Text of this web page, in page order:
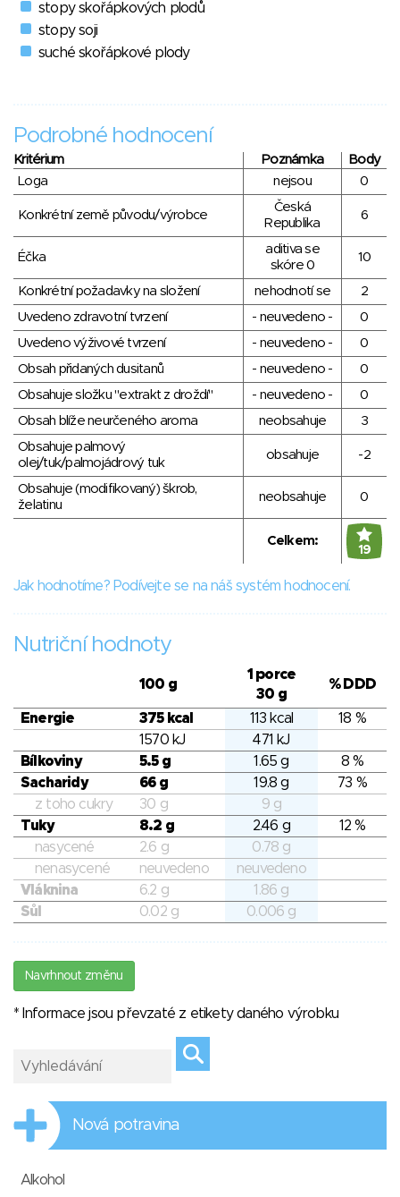
stopy skořápkových plodů
stopy soji
suché skořápkové plody
Podrobné hodnocení
Kritérium Poznámka
Body
Loga
nejsou 0
Konkrétní země původu/výrobce
Česká
Republika
6
Éčka
aditiva se
skóre 0
10
Konkrétní požadavky na složení nehodnotí se
2
Uvedeno zdravotní tvrzení
- neuvedeno -
0
Uvedeno výživové tvrzení
- neuvedeno -
0
Obsah přidaných dusitanů
- neuvedeno -
0
Obsahuje složku "extrakt z droždí"
- neuvedeno -
0
Obsah blíže neurčeného aroma
neobsahuje
3
Obsahuje palmový
olej/tuk/palmojádrový tuk
obsahuje -2
Obsahuje (modifikovaný) škrob,
želatinu
neobsahuje 0
Celkem:
19
Jak hodnotíme? Podívejte se na náš systém hodnocení.
Nutriční hodnoty
100 g
1 porce
30 g
% DDD
Energie 375 kcal 113 kcal
18 %
1570 kJ
471 kJ
Bílkoviny
5.5 g 1.65 g
8 %
Sacharidy
66 g 19.8 g
73 %
z toho cukry
30 g
9 g
Tuky
8.2 g 2.46 g
12 %
nasycené
2.6 g
0.78 g
nenasycené
neuvedeno
neuvedeno
Vláknina
6.2 g
1.86 g
Sůl
0.02 g 0.006 g
Navrhnout změnu
* Informace jsou převzaté z etikety daného výrobku
Nová potravina
Alkohol